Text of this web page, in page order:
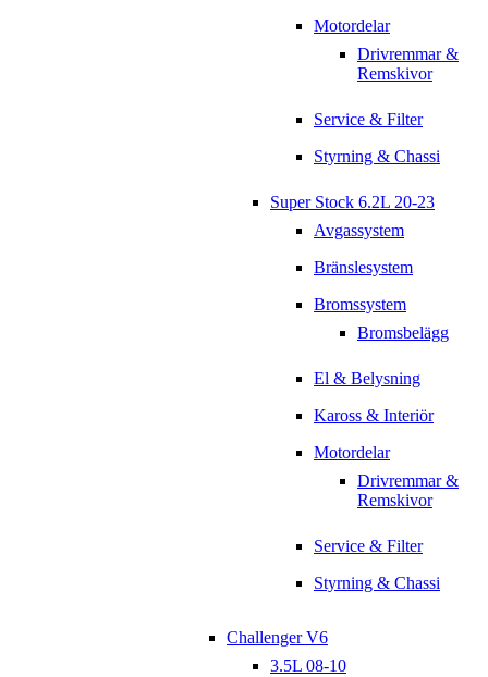
Motordelar
Drivremmar &
Remskivor
Service & Filter
Styrning & Chassi
Super Stock 6.2L 20-23
Avgassystem
Bränslesystem
Bromssystem
Bromsbelägg
El & Belysning
Kaross & Interiör
Motordelar
Drivremmar &
Remskivor
Service & Filter
Styrning & Chassi
Challenger V6
3.5L 08-10